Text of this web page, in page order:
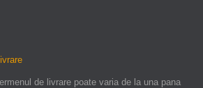
de livrare poate varia de la una pana